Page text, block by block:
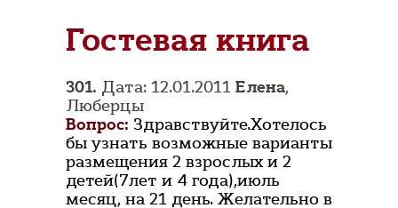
Гостевая книга
301. Дата: 12.01.2011 Елена,
Люберцы
Вопрос: Здравствуйте.Хотелось
бы узнать возможные варианты
размещения 2 взрослых и 2
детей(7лет и 4 года),июль
месяц, на 21 день. Желательно в